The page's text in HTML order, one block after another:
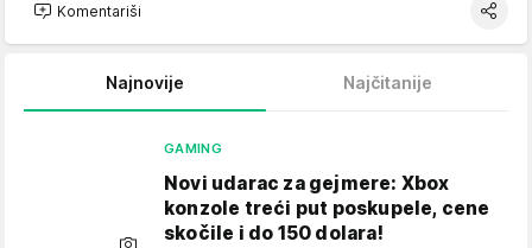
Komentariši
Najnovije Najčitanije
GAMING
Novi udarac za gejmere: Xbox
konzole treći put poskupele, cene
skočile i do 150 dolara!